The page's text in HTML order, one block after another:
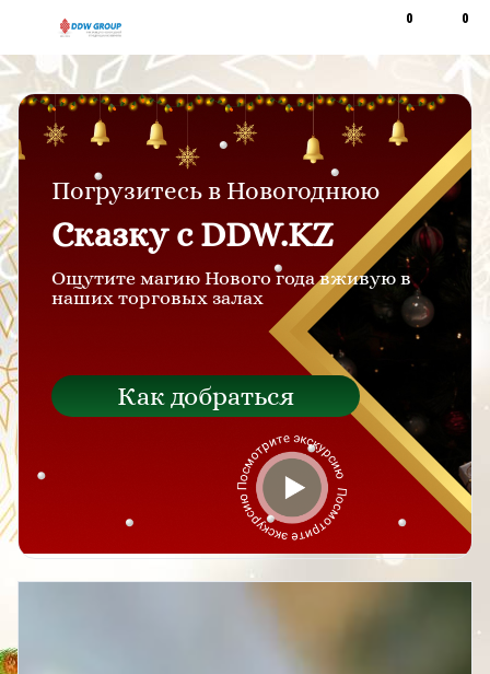
0 0
Погрузитесь в Новогоднюю
Сказку с DDW.KZ
Ощутите магию Нового года вживую в
наших торговых залах
Как добраться